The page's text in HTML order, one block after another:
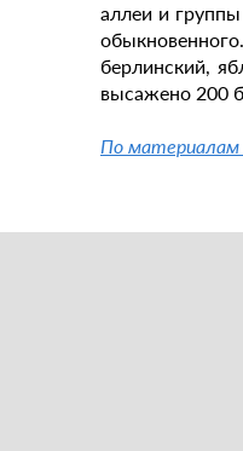
аллеи и
берлинский,
высажено 200
По материалам